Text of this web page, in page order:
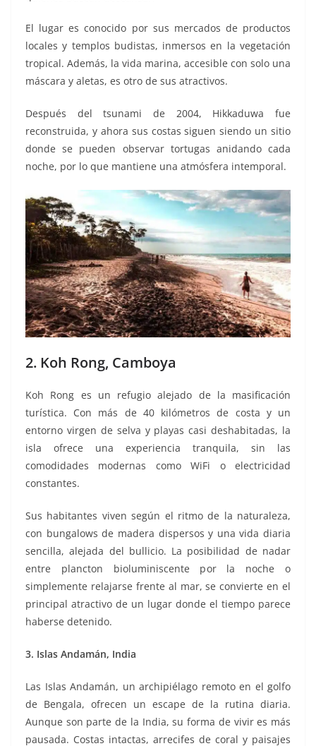
El lugar es conocido por sus mercados de productos
locales y templos budistas, inmersos en la vegetación
tropical. Además, la vida marina, accesible con solo una
máscara y aletas, es otro de sus atractivos.
Después del tsunami de 2004, Hikkaduwa fue
reconstruida, y ahora sus costas siguen siendo un sitio
donde se pueden observar tortugas anidando cada
noche, por lo que mantiene una atmósfera intemporal.
2. Koh Rong, Camboya
Koh Rong es un refugio alejado de la masificación
turística. Con más de 40 kilómetros de costa y un
entorno virgen de selva y playas casi deshabitadas, la
isla ofrece una experiencia tranquila, sin las
comodidades modernas como WiFi o electricidad
constantes.
Sus habitantes viven según el ritmo de la naturaleza,
con bungalows de madera dispersos y una vida diaria
sencilla, alejada del bullicio. La posibilidad de nadar
entre plancton bioluminiscente por la noche o
simplemente relajarse frente al mar, se convierte en el
principal atractivo de un lugar donde el tiempo parece
haberse detenido.
3. Islas Andamán, India
Las Islas Andamán, un archipiélago remoto en el golfo
de Bengala, ofrecen un escape de la rutina diaria.
Aunque son parte de la India, su forma de vivir es más
pausada. Costas intactas, arrecifes de coral y paisajes